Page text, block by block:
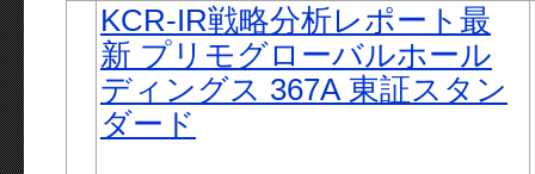
KCR-IR戦略分析レポート最
新 プリモグローバルホール
ディングス 367A 東証スタン
ダード